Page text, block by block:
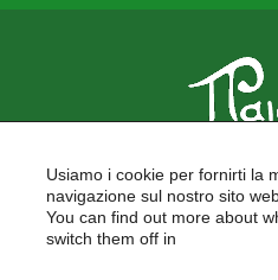
FORMAZIONE
FORMAZIONE
PROGETTI
Usiamo i cookie per fornirti la
navigazione sul nostro sito
You can find out more about
switch them off in